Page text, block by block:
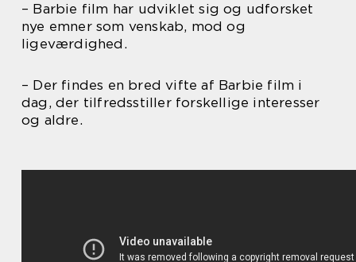
– Barbie film har udviklet sig og udforsket
nye emner som venskab, mod og
ligeværdighed.
– Der findes en bred vifte af Barbie film i
dag, der tilfredsstiller forskellige interesser
og aldre.